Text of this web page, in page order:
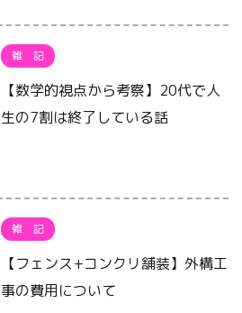
雑 記
【数学的視点から考察】20代で人
生の7割は終了している話
雑 記
【フェンス+コンクリ舗装】外構工
事の費用について